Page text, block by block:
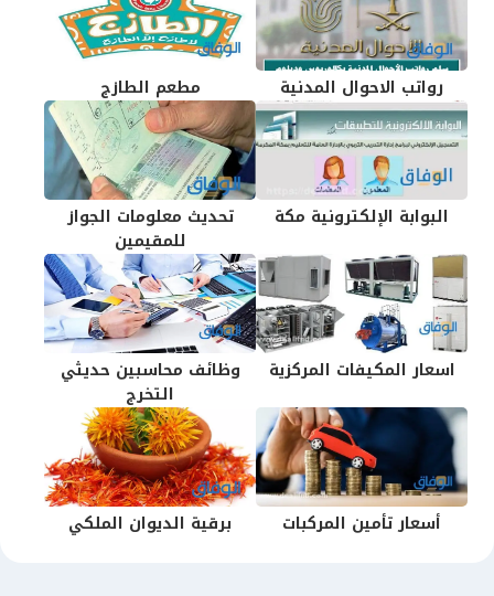
رواتب الاحوال المدنية مطعم الطازج
البوابة الإلكترونية مكة
تحديث معلومات الجواز
للمقيمين
اسعار المكيفات المركزية
وظائف محاسبين حديثي
التخرج
أسعار تأمين المركبات برقية الديوان الملكي